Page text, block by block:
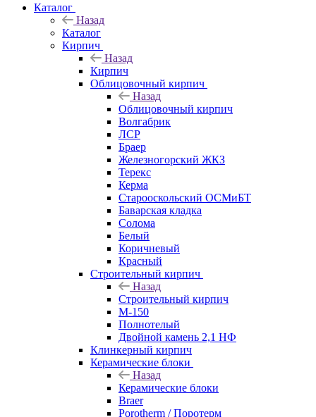
Каталог
Назад
Каталог
Кирпич
Назад
Кирпич
Облицовочный кирпич
Назад
Облицовочный кирпич
Волгабрик
ЛСР
Браер
Железногорский ЖКЗ
Терекс
Керма
Старооскольский ОСМиБТ
Баварская кладка
Солома
Белый
Коричневый
Красный
Строительный кирпич
Назад
Строительный кирпич
М-150
Полнотелый
Двойной камень 2,1 НФ
Клинкерный кирпич
Керамические блоки
Назад
Керамические блоки
Braer
Porotherm / Поротерм